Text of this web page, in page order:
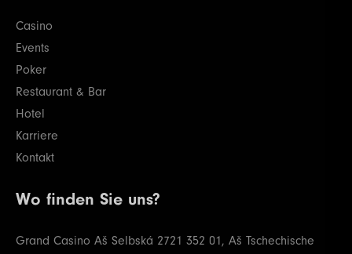
Casino
Events
Poker
Restaurant & Bar
Hotel
Karriere
Kontakt
Wo finden Sie uns?
Grand Casino Aš Selbská 2721 352 01, Aš Tschechische